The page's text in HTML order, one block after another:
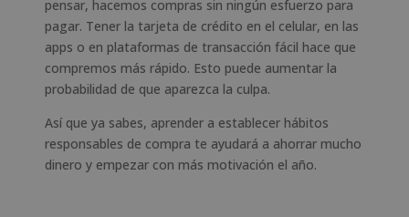
pensar, hacemos compras sin ningún esfuerzo para
pagar. Tener la tarjeta de crédito en el celular, en las
apps o en plataformas de transacción fácil hace que
compremos más rápido. Esto puede aumentar la
probabilidad de que aparezca la culpa.
Así que ya sabes, aprender a establecer hábitos
responsables de compra te ayudará a ahorrar mucho
dinero y empezar con más motivación el año.